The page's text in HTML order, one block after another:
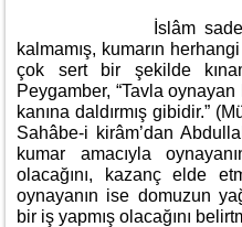
İslâm sadece
kalmamış, kumarın
çok sert bir şekilde
Peygamber, “Tavla
kanına daldırmış gibidir.”
Sahâbe-i kirâm’dan
kumar amacıyla
olacağını, kazanç elde
oynayanın ise domuzun
bir iş yapmış olacağını